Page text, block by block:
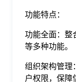
功能特点：
功能全面：整
等多种功能。
组织架构管理
户权限，保障